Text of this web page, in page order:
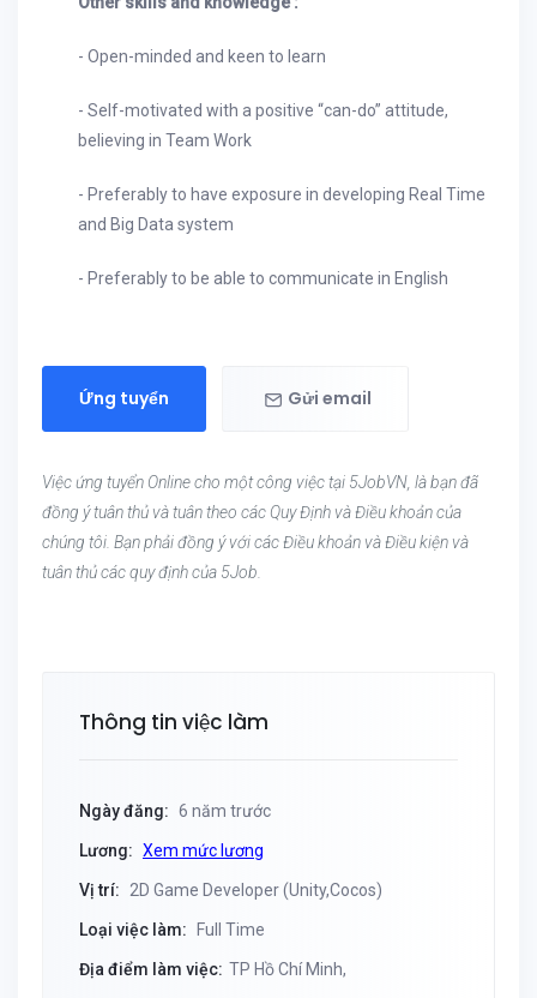
- Open-minded and keen to learn
- Self-motivated with a positive “can-do” attitude,
believing in Team Work
- Preferably to have exposure in developing Real Time
and Big Data system
- Preferably to be able to communicate in English
Ứng tuyển Gửi email
Việc ứng tuyển Online cho một công việc tại 5JobVN, là bạn đã
đồng ý tuân thủ và tuân theo các Quy Định và Điều khoản của
chúng tôi. Bạn phải đồng ý với các Điều khoản và Điều kiện và
tuân thủ các quy định của 5Job.
Thông tin việc làm
Ngày đăng: 6 năm trước
Lương: Xem mức lương
Vị trí: 2D Game Developer (Unity,Cocos)
Loại việc làm: Full Time
Địa điểm làm việc: TP Hồ Chí Minh,